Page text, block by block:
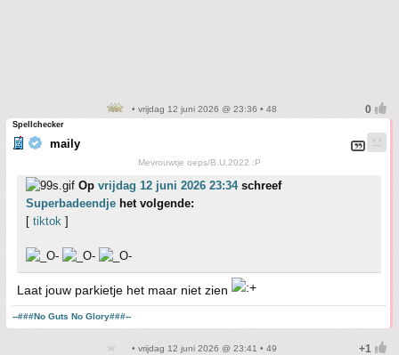
• vrijdag 12 juni 2026 @ 23:36 • 48
Spellchecker
maily
Mevrouwtje oeps/B.U.2022 :P
Op vrijdag 12 juni 2026 23:34schreef
Superbadeendje het volgende:
[ tiktok ]
Laat jouw parkietje het maar niet zien
--###No Guts No Glory###--
• vrijdag 12 juni 2026 @ 23:41 • 49